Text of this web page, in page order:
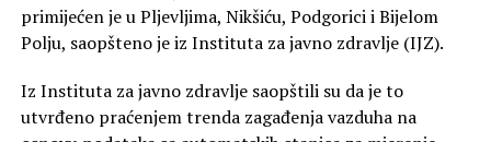
primijećen je u Pljevljima, Nikšiću, Podgorici i Bijelom
Polju, saopšteno je iz Instituta za javno zdravlje (IJZ).
Iz Instituta za javno zdravlje saopštili su da je to
utvrđeno praćenjem trenda zagađenja vazduha na